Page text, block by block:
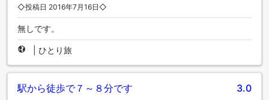
◇投稿日 2016年7月16日◇
無しです。
ひとり旅
駅から徒歩で７～８分です 3.0